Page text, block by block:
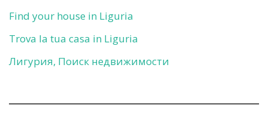
Find your house in Liguria
Trova la tua casa in Liguria
Лигурия, Поиск недвижимости